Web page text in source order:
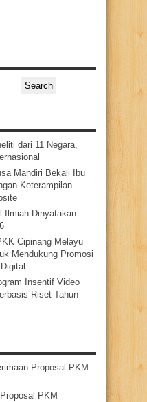
dari 11 Negara,
Mandiri Bekali Ibu
Keterampilan
Ilmiah Dinyatakan
Cipinang Melayu
Mendukung Promosi
Insentif Video
Riset Tahun
Proposal PKM
PKM